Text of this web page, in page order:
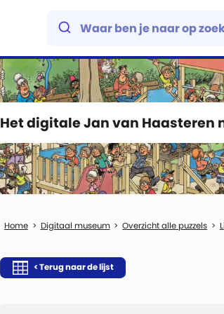
Het digitale Jan van Haasteren
Digitaal museum Overzicht alle puzzels
< Terug naar de lijst